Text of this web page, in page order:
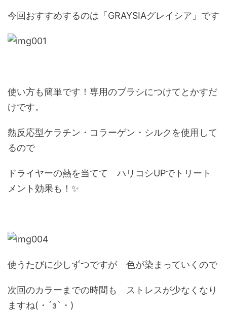
今回おすすめするのは「GRAYSIAグレイシア」です
使い方も簡単です！専用のブラシにつけてとかすだ
けです。
熱反応型ケラチン・コラーゲン・シルクを使用して
るので
ドライヤーの熱を当てて ハリコシUPでトリート
メント効果も！✨
使うたびに少しずつですが 色が染まっていくので
次回のカラーまでの時間も ストレスが少なくなり
ますね(・´з`・)